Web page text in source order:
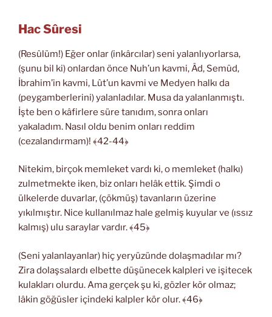
Hac Sûresi
(Resûlüm!) Eğer onlar (inkârcılar) seni yalanlıyorlarsa,
(şunu bil ki) onlardan önce Nuh’un kavmi, Âd, Semûd,
İbrahim’in kavmi, Lût’un kavmi ve Medyen halkı da
(peygamberlerini) yalanladılar. Musa da yalanlanmıştı.
İşte ben o kâfirlere süre tanıdım, sonra onları
yakaladım. Nasıl oldu benim onları reddim
(cezalandırmam)! ﴾42-44﴿
Nitekim, birçok memleket vardı ki, o memleket (halkı)
zulmetmekte iken, biz onları helâk ettik. Şimdi o
ülkelerde duvarlar, (çökmüş) tavanların üzerine
yıkılmıştır. Nice kullanılmaz hale gelmiş kuyular ve (ıssız
kalmış) ulu saraylar vardır. ﴾45﴿
(Seni yalanlayanlar) hiç yeryüzünde dolaşmadılar mı?
Zira dolaşsalardı elbette düşünecek kalpleri ve işitecek
kulakları olurdu. Ama gerçek şu ki, gözler kör olmaz;
lâkin göğüsler içindeki kalpler kör olur. ﴾46﴿